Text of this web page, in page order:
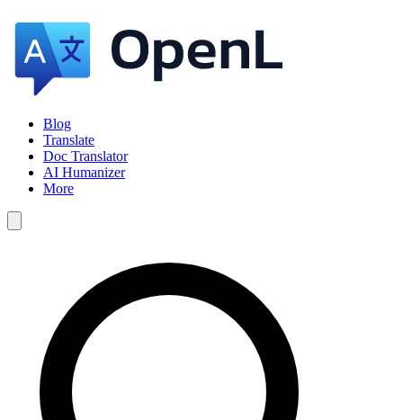
Blog
Translate
Doc Translator
AI Humanizer
More